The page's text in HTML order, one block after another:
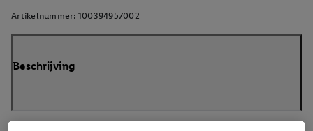
Artikelnummer: 100394957002
Beschrijving